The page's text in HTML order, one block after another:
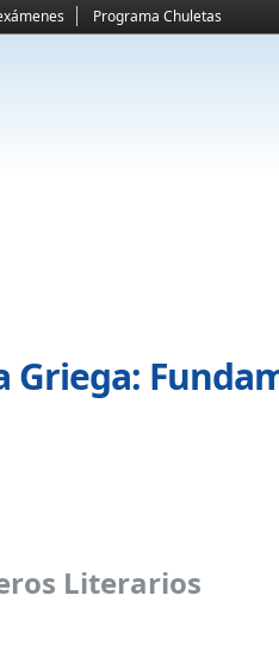
Programa Chuletas
Griega:
Literarios